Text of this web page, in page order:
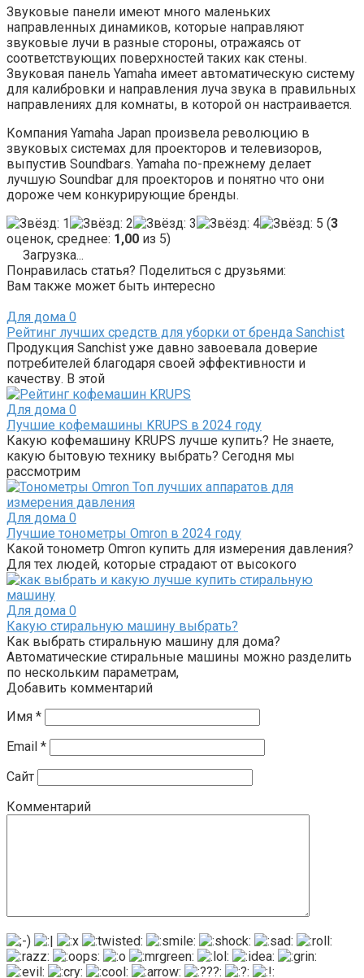
Звуковые панели имеют много маленьких
направленных динамиков, которые направляют
звуковые лучи в разные стороны, отражаясь от
соответствующих поверхностей таких как стены.
Звуковая панель Yamaha имеет автоматическую систему
для калибровки и направления луча звука в правильных
направлениях для комнаты, в которой он настраивается.
Компания Yamaha Japan произвела революцию в
звуковых системах для проекторов и телевизоров,
выпустив Soundbars. Yamaha по-прежнему делает
лучшую Soundbar для проекторов и понятно что они
дороже чем конкурирующие бренды.
(3
оценок, среднее: 1,00 из 5)
Загрузка...
Понравилась статья? Поделиться с друзьями:
Вам также может быть интересно
Для дома 0
Рейтинг лучших средств для уборки от бренда Sanchist
Продукция Sanchist уже давно завоевала доверие
потребителей благодаря своей эффективности и
качеству. В этой
Для дома 0
Лучшие кофемашины KRUPS в 2024 году
Какую кофемашину KRUPS лучше купить? Не знаете,
какую бытовую технику выбрать? Сегодня мы
рассмотрим
Для дома 0
Лучшие тонометры Omron в 2024 году
Какой тонометр Omron купить для измерения давления?
Для тех людей, которые страдают от высокого
Для дома 0
Какую стиральную машину выбрать?
Как выбрать стиральную машину для дома?
Автоматические стиральные машины можно разделить
по нескольким параметрам,
Добавить комментарий
Имя *
Email *
Сайт
Комментарий